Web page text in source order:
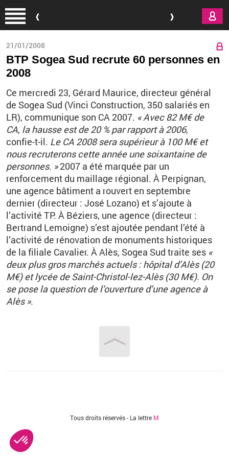
21/01/2008
BTP Sogea Sud recrute 60 personnes en
2008
Ce mercredi 23, Gérard Maurice, directeur général
de Sogea Sud (Vinci Construction, 350 salariés en
LR), communique son CA 2007. « Avec 82 M€ de
CA, la hausse est de 20 % par rapport à 2006,
confie-t-il. Le CA 2008 sera supérieur à 100 M€ et
nous recruterons cette année une soixantaine de
personnes. »2007 a été marquée par un
renforcement du maillage régional. À Perpignan,
une agence bâtiment a rouvert en septembre
dernier (directeur : José Lozano) et s’ajoute à
l’activité TP. À Béziers, une agence (directeur :
Bertrand Lemoigne) s’est ajoutée pendant l’été à
l’activité de rénovation de monuments historiques
de la filiale Cavalier. À Alès, Sogea Sud traite ses «
deux plus gros marchés actuels : hôpital d’Alès (20
M€) et lycée de Saint-Christol-lez-Alès (30 M€). On
se pose la question de l’ouverture d’une agence à
Alès ».
Tous droits réservés - La lettre M